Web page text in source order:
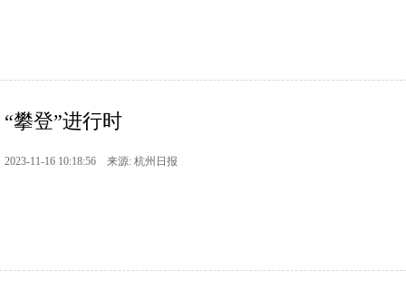
“攀登”进行时
2023-11-16 10:18:56 来源: 杭州日报